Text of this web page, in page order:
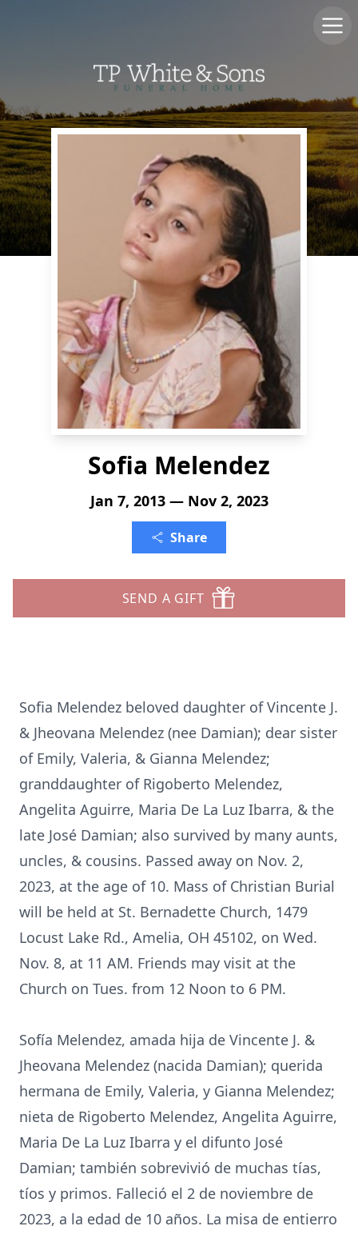
Sofia Melendez
Jan 7, 2013 — Nov 2, 2023
Share
SEND A GIFT
Sofia Melendez beloved daughter of Vincente J.
& Jheovana Melendez (nee Damian); dear sister
of Emily, Valeria, & Gianna Melendez;
granddaughter of Rigoberto Melendez,
Angelita Aguirre, Maria De La Luz Ibarra, & the
late José Damian; also survived by many aunts,
uncles, & cousins. Passed away on Nov. 2,
2023, at the age of 10. Mass of Christian Burial
will be held at St. Bernadette Church, 1479
Locust Lake Rd., Amelia, OH 45102, on Wed.
Nov. 8, at 11 AM. Friends may visit at the
Church on Tues. from 12 Noon to 6 PM.
Sofía Melendez, amada hija de Vincente J. &
Jheovana Melendez (nacida Damian); querida
hermana de Emily, Valeria, y Gianna Melendez;
nieta de Rigoberto Melendez, Angelita Aguirre,
Maria De La Luz Ibarra y el difunto José
Damian; también sobrevivió de muchas tías,
tíos y primos. Falleció el 2 de noviembre de
2023, a la edad de 10 años. La misa de entierro